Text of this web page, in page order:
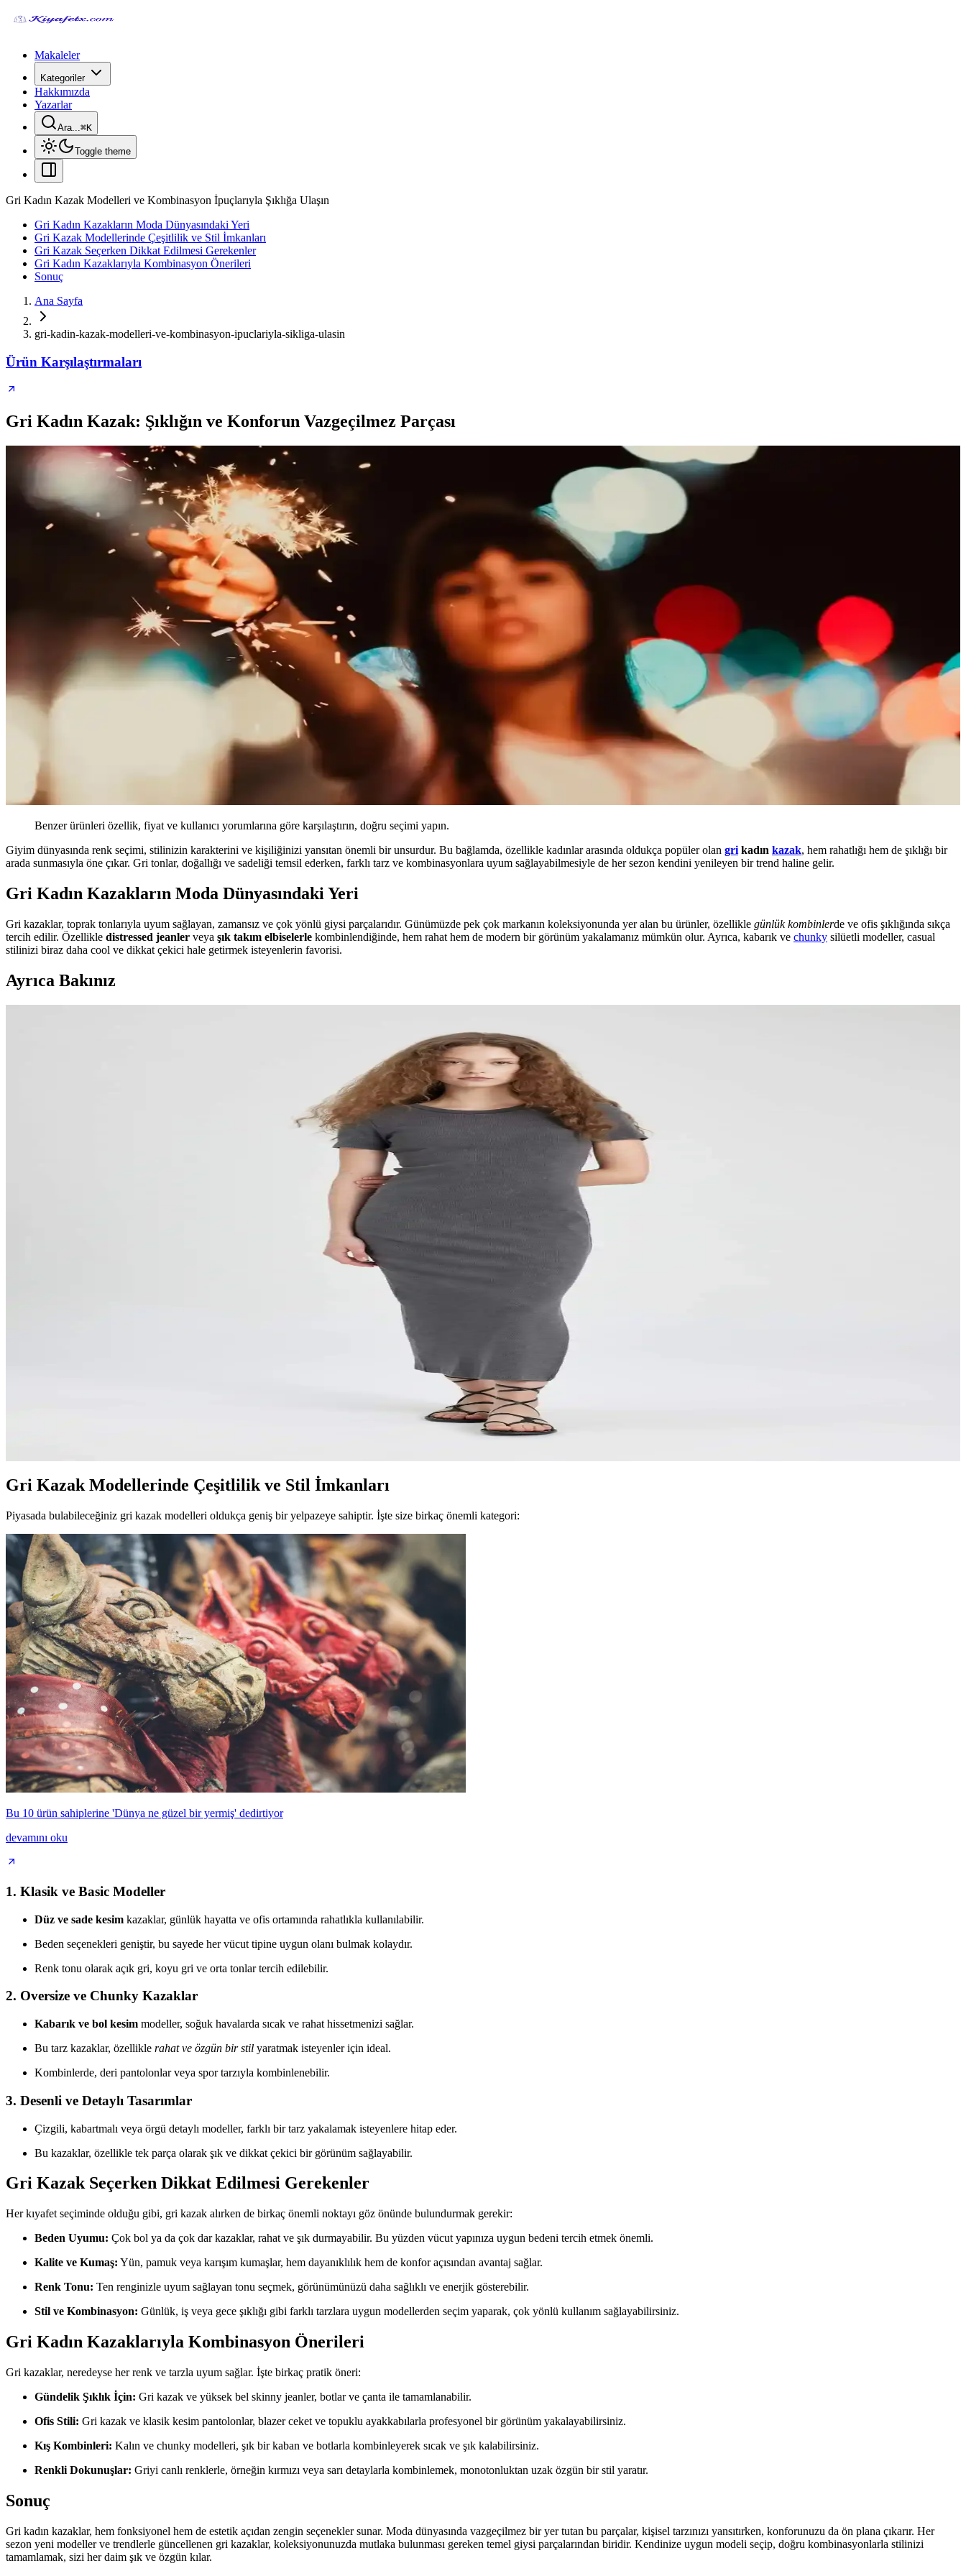
Makaleler
Kategoriler
Hakkımızda
Yazarlar
Ara...⌘K
Toggle theme
Gri Kadın Kazak Modelleri ve Kombinasyon İpuçlarıyla Şıklığa Ulaşın
Gri Kadın Kazakların Moda Dünyasındaki Yeri
Gri Kazak Modellerinde Çeşitlilik ve Stil İmkanları
Gri Kazak Seçerken Dikkat Edilmesi Gerekenler
Gri Kadın Kazaklarıyla Kombinasyon Önerileri
Sonuç
Ana Sayfa
gri-kadin-kazak-modelleri-ve-kombinasyon-ipuclariyla-sikliga-ulasin
Ürün Karşılaştırmaları
Gri Kadın Kazak: Şıklığın ve Konforun Vazgeçilmez Parçası
Benzer ürünleri özellik, fiyat ve kullanıcı yorumlarına göre karşılaştırın, doğru seçimi yapın.
Giyim dünyasında renk seçimi, stilinizin karakterini ve kişiliğinizi yansıtan önemli bir unsurdur. Bu bağlamda, özellikle kadınlar arasında oldukça popüler olan gri kadın kazak, hem rahatlığı hem de şıklığı bir
arada sunmasıyla öne çıkar. Gri tonlar, doğallığı ve sadeliği temsil ederken, farklı tarz ve kombinasyonlara uyum sağlayabilmesiyle de her sezon kendini yenileyen bir trend haline gelir.
Gri Kadın Kazakların Moda Dünyasındaki Yeri
Gri kazaklar, toprak tonlarıyla uyum sağlayan, zamansız ve çok yönlü giysi parçalarıdır. Günümüzde pek çok markanın koleksiyonunda yer alan bu ürünler, özellikle günlük kombinlerde ve ofis şıklığında sıkça
tercih edilir. Özellikle distressed jeanler veya şık takım elbiselerle kombinlendiğinde, hem rahat hem de modern bir görünüm yakalamanız mümkün olur. Ayrıca, kabarık ve chunky silüetli modeller, casual
stilinizi biraz daha cool ve dikkat çekici hale getirmek isteyenlerin favorisi.
Ayrıca Bakınız
Gri renk Skechers erkek spor ayakkabıları, şıklık ve konforu bir arada sunar. Hafif malzemeler, dayanıklılık ve modern tasarımlarla günlük ve spor kullanıma uygun modeller mevcuttur.
Nacar Çarşı Çocuk Polo Yaka Kısa Kollu Gri T-shirt İncelemesi ve Kullanım Avantajları
Nacar Çarşı'nın gri çocuk polo yaka kısa kollu tişörtü, rahatlık ve şıklığı bir arada sunar. Esnek kumaşıyla hareket özgürlüğü sağlar, uzun ömürlüdür ve günlük kullanım için idealdir.
C&City 025 Kadın Saten Şortlu Gecelik Gri - Şıklık ve Konforun Buluşması
C&City 025 Kadın Saten Şortlu Gecelik Gri, yumuşak dokusu ve şık tasarımıyla rahatlık ve şıklığı bir arada sunar. Türkiye üretimi olup, uzun ömürlü ve kolay bakım sağlar, kadınların favorisi olmaya aday.
Pinkmark Kadın Büyük Beden Gri Nakış Detaylı Düğmeli Pijama Takımı
Pinkmark’in büyük beden gri nakış detaylı pijama takımı, yumuşak kumaşı ve şık tasarımıyla soğuk havalarda konfor ve şıklık sunar, günlük kullanım için ideal bir seçenektir.
Şahinler 6'lı Paket Erkek Atlet Gri ME005 Konfor ve Kalite Sunan Günlük Kullanım İçin
Şahinler markasının gri renkli 6'lı erkek atletleri, yüksek kalite, rahatlık ve dayanıklılık sunar. Pamuk-polyester karışımıyla nefes alabilir ve uzun ömürlüdür, günlük ve spor aktivitelerine uygundur.
Altınyıl<dı>z Classics Erkek Koyu Gri Standart Fit Bisiklet Yaka Sweatshirt Özellikleri ve Kullanım Alanları
Altınyıl<dı>z Classics erkek koyu gri sweatshirt, polyester ve pamuk karışımıyla dayanıklı ve konforlu, mevsimlik kullanım için ideal, şık ve sportif görünüm sunar.
Gri Palazzo Pantolon Kombinleri: Minimalist ve Fonksiyonel Şıklık Önerileri
Gri palazzo pantolonlar, rahat kesimi ve nötr tonlarıyla farklı tarzlara uyum sağlar. Minimalist üstler, blazerlar ve aksesuarlarla şık ve fonksiyonel kombinler oluşturabilirsiniz.
DeFacto Bodycon Maxi Elbise: Şıklık ve Konfor Sunan Modern Kadın Elbisesi
Gri Kazak Modellerinde Çeşitlilik ve Stil İmkanları
Piyasada bulabileceğiniz gri kazak modelleri oldukça geniş bir yelpazeye sahiptir. İşte size birkaç önemli kategori:
Bu 10 ürün sahiplerine 'Dünya ne güzel bir yermiş' dedirtiyor
devamını oku
1. Klasik ve Basic Modeller
Düz ve sade kesim kazaklar, günlük hayatta ve ofis ortamında rahatlıkla kullanılabilir.
Beden seçenekleri geniştir, bu sayede her vücut tipine uygun olanı bulmak kolaydır.
Renk tonu olarak açık gri, koyu gri ve orta tonlar tercih edilebilir.
2. Oversize ve Chunky Kazaklar
Kabarık ve bol kesim modeller, soğuk havalarda sıcak ve rahat hissetmenizi sağlar.
Bu tarz kazaklar, özellikle rahat ve özgün bir stil yaratmak isteyenler için ideal.
Kombinlerde, deri pantolonlar veya spor tarzıyla kombinlenebilir.
3. Desenli ve Detaylı Tasarımlar
Çizgili, kabartmalı veya örgü detaylı modeller, farklı bir tarz yakalamak isteyenlere hitap eder.
Bu kazaklar, özellikle tek parça olarak şık ve dikkat çekici bir görünüm sağlayabilir.
Gri Kazak Seçerken Dikkat Edilmesi Gerekenler
Her kıyafet seçiminde olduğu gibi, gri kazak alırken de birkaç önemli noktayı göz önünde bulundurmak gerekir:
Beden Uyumu: Çok bol ya da çok dar kazaklar, rahat ve şık durmayabilir. Bu yüzden vücut yapınıza uygun bedeni tercih etmek önemli.
Kalite ve Kumaş: Yün, pamuk veya karışım kumaşlar, hem dayanıklılık hem de konfor açısından avantaj sağlar.
Renk Tonu: Ten renginizle uyum sağlayan tonu seçmek, görünümünüzü daha sağlıklı ve enerjik gösterebilir.
Stil ve Kombinasyon: Günlük, iş veya gece şıklığı gibi farklı tarzlara uygun modellerden seçim yaparak, çok yönlü kullanım sağlayabilirsiniz.
Gri Kadın Kazaklarıyla Kombinasyon Önerileri
Gri kazaklar, neredeyse her renk ve tarzla uyum sağlar. İşte birkaç pratik öneri:
Gündelik Şıklık İçin: Gri kazak ve yüksek bel skinny jeanler, botlar ve çanta ile tamamlanabilir.
Ofis Stili: Gri kazak ve klasik kesim pantolonlar, blazer ceket ve topuklu ayakkabılarla profesyonel bir görünüm yakalayabilirsiniz.
Kış Kombinleri: Kalın ve chunky modelleri, şık bir kaban ve botlarla kombinleyerek sıcak ve şık kalabilirsiniz.
Renkli Dokunuşlar: Griyi canlı renklerle, örneğin kırmızı veya sarı detaylarla kombinlemek, monotonluktan uzak özgün bir stil yaratır.
Sonuç
Gri kadın kazaklar, hem fonksiyonel hem de estetik açıdan zengin seçenekler sunar. Moda dünyasında vazgeçilmez bir yer tutan bu parçalar, kişisel tarzınızı yansıtırken, konforunuzu da ön plana çıkarır. Her
sezon yeni modeller ve trendlerle güncellenen gri kazaklar, koleksiyonunuzda mutlaka bulunması gereken temel giysi parçalarından biridir. Kendinize uygun modeli seçip, doğru kombinasyonlarla stilinizi
tamamlamak, sizi her daim şık ve özgün kılar.